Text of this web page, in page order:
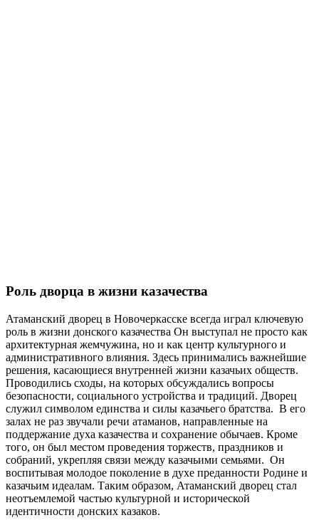
Роль дворца в жизни казачества
Атаманский дворец в Новочеркасске всегда играл ключевую
роль в жизни донского казачества Он выступал не просто как
архитектурная жемчужина, но и как центр культурного и
административного влияния. Здесь принимались важнейшие
решения, касающиеся внутренней жизни казачьих обществ.
Проводились сходы, на которых обсуждались вопросы
безопасности, социального устройства и традиций. Дворец
служил символом единства и силы казачьего братства. В его
залах не раз звучали речи атаманов, направленные на
поддержание духа казачества и сохранение обычаев. Кроме
того, он был местом проведения торжеств, праздников и
собраний, укрепляя связи между казачьими семьями. Он
воспитывая молодое поколение в духе преданности Родине и
казачьим идеалам. Таким образом, Атаманский дворец стал
неотъемлемой частью культурной и исторической
идентичности донских казаков.